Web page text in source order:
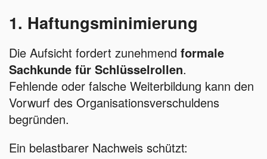
1. Haftungsminimierung
Die Aufsicht fordert zunehmend formale
Sachkunde für Schlüsselrollen.
Fehlende oder falsche Weiterbildung kann den
Vorwurf des Organisationsverschuldens
begründen.
Ein belastbarer Nachweis schützt: